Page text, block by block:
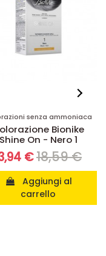
senza ammoniaca
Bionike
Shine On - Nero 1
€18,59 €
carrello